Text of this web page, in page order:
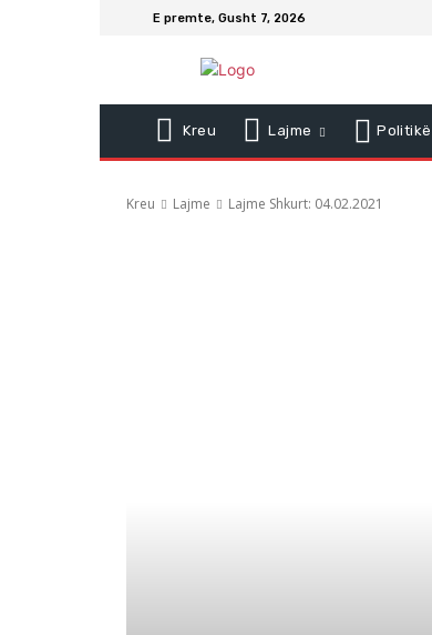
E premte, Gusht 7, 2026
Kreu Lajme Politikë
Kreu Lajme Lajme Shkurt: 04.02.2021